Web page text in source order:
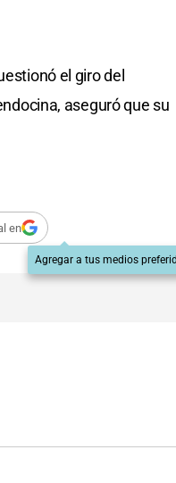
el giro del
aseguró que su
en
Agregar a tus medios